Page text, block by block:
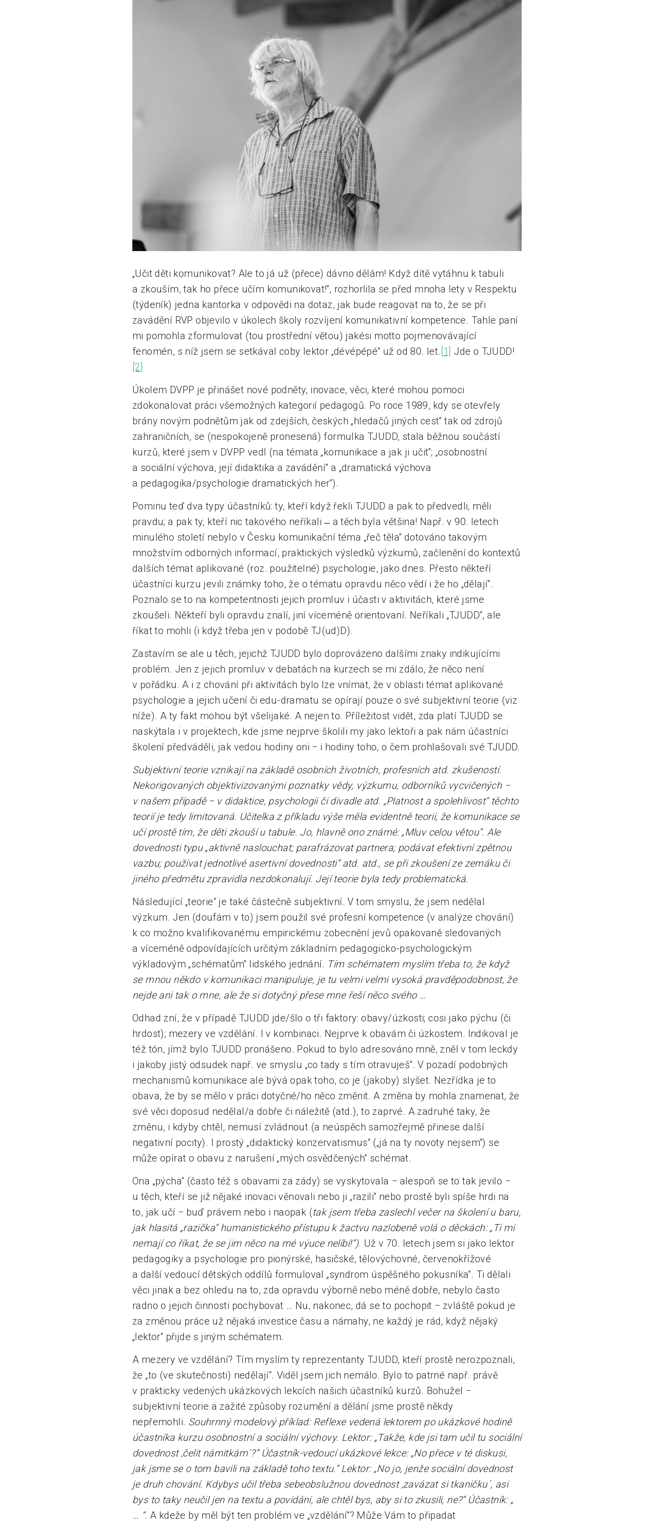
„Učit děti komunikovat? Ale to já už (přece) dávno dělám! Když dítě vytáhnu k tabuli
a zkouším, tak ho přece učím komunikovat!“, rozhorlila se před mnoha lety v Respektu
(týdeník) jedna kantorka v odpovědi na dotaz, jak bude reagovat na to, že se při
zavádění RVP objevilo v úkolech školy rozvíjení komunikativní kompetence. Tahle paní
mi pomohla zformulovat (tou prostřední větou) jakési motto pojmenovávající
fenomén, s níž jsem se setkával coby lektor „dévépépé“ už od 80. let. [1] Jde o TJUDD!
[2]
Úkolem DVPP je přinášet nové podněty, inovace, věci, které mohou pomoci
zdokonalovat práci všemožných kategorií pedagogů. Po roce 1989, kdy se otevřely
brány novým podnětům jak od zdejších, českých „hledačů jiných cest“ tak od zdrojů
zahraničních, se (nespokojeně pronesená) formulka TJUDD, stala běžnou součástí
kurzů, které jsem v DVPP vedl (na témata „komunikace a jak ji učit“; „osobnostní
a sociální výchova, její didaktika a zavádění“ a „dramatická výchova
a pedagogika/psychologie dramatických her“).
Pominu teď dva typy účastníků: ty, kteří když řekli TJUDD a pak to předvedli, měli
pravdu; a pak ty, kteří nic takového neříkali ̶ a těch byla většina! Např. v 90. letech
minulého století nebylo v Česku komunikační téma „řeč těla“ dotováno takovým
množstvím odborných informací, praktických výsledků výzkumů, začlenění do kontextů
dalších témat aplikované (roz. použitelné) psychologie, jako dnes. Přesto někteří
účastníci kurzu jevili známky toho, že o tématu opravdu něco vědí i že ho „dělají“.
Poznalo se to na kompetentnosti jejich promluv i účasti v aktivitách, které jsme
zkoušeli. Někteří byli opravdu znalí, jiní víceméně orientovaní. Neříkali „TJUDD“, ale
říkat to mohli (i když třeba jen v podobě TJ(ud)D).
Zastavím se ale u těch, jejichž TJUDD bylo doprovázeno dalšími znaky indikujícími
problém. Jen z jejich promluv v debatách na kurzech se mi zdálo, že něco není
v pořádku. A i z chování při aktivitách bylo lze vnímat, že v oblasti témat aplikované
psychologie a jejich učení či edu-dramatu se opírají pouze o své subjektivní teorie (viz
níže). A ty fakt mohou být všelijaké. A nejen to. Příležitost vidět, zda platí TJUDD se
naskýtala i v projektech, kde jsme nejprve školili my jako lektoři a pak nám účastníci
školení předváděli, jak vedou hodiny oni − i hodiny toho, o čem prohlašovali své TJUDD.
Subjektivní teorie vznikají na základě osobních životních, profesních atd. zkušeností.
Nekorigovaných objektivizovanými poznatky vědy, výzkumu, odborníků vycvičených −
v našem případě − v didaktice, psychologii či divadle atd. „Platnost a spolehlivost“ těchto
teorií je tedy limitovaná. Učitelka z příkladu výše měla evidentně teorii, že komunikace se
učí prostě tím, že děti zkouší u tabule. Jo, hlavně ono známé: „Mluv celou větou“. Ale
dovednosti typu „aktivně naslouchat; parafrázovat partnera; podávat efektivní zpětnou
vazbu; používat jednotlivé asertivní dovednosti“ atd. atd., se při zkoušení ze zemáku či
jiného předmětu zpravidla nezdokonalují. Její teorie byla tedy problematická.
Následující „teorie“ je také částečně subjektivní. V tom smyslu, že jsem nedělal
výzkum. Jen (doufám v to) jsem použil své profesní kompetence (v analýze chování)
k co možno kvalifikovanému empirickému zobecnění jevů opakovaně sledovaných
a víceméně odpovídajících určitým základním pedagogicko-psychologickým
výkladovým „schématům“ lidského jednání. Tím schématem myslím třeba to, že když
se mnou někdo v komunikaci manipuluje, je tu velmi velmi vysoká pravděpodobnost, že
nejde ani tak o mne, ale že si dotyčný přese mne řeší něco svého …
Odhad zní, že v případě TJUDD jde/šlo o tři faktory: obavy/úzkosti; cosi jako pýchu (či
hrdost); mezery ve vzdělání. I v kombinaci. Nejprve k obavám či úzkostem. Indikoval je
též tón, jímž bylo TJUDD pronášeno. Pokud to bylo adresováno mně, zněl v tom leckdy
i jakoby jistý odsudek např. ve smyslu „co tady s tím otravuješ“. V pozadí podobných
mechanismů komunikace ale bývá opak toho, co je (jakoby) slyšet. Nezřídka je to
obava, že by se mělo v práci dotyčné/ho něco změnit. A změna by mohla znamenat, že
své věci doposud nedělal/a dobře či náležitě (atd.), to zaprvé. A zadruhé taky, že
změnu, i kdyby chtěl, nemusí zvládnout (a neúspěch samozřejmě přinese další
negativní pocity). I prostý „didaktický konzervatismus“ („já na ty novoty nejsem“) se
může opírat o obavu z narušení „mých osvědčených“ schémat.
Ona „pýcha“ (často též s obavami za zády) se vyskytovala − alespoň se to tak jevilo −
u těch, kteří se již nějaké inovaci věnovali nebo ji „razili“ nebo prostě byli spíše hrdi na
to, jak učí − buď právem nebo i naopak (tak jsem třeba zaslechl večer na školení u baru,
jak hlasitá „razička“ humanistického přístupu k žactvu nazlobeně volá o děckách: „Ti mi
nemají co říkat, že se jim něco na mé výuce nelíbí!“). Už v 70. letech jsem si jako lektor
pedagogiky a psychologie pro pionýrské, hasičské, tělovýchovné, červenokřížové
a další vedoucí dětských oddílů formuloval „syndrom úspěšného pokusníka“. Ti dělali
věci jinak a bez ohledu na to, zda opravdu výborně nebo méně dobře, nebylo často
radno o jejich činnosti pochybovat … Nu, nakonec, dá se to pochopit − zvláště pokud je
za změnou práce už nějaká investice času a námahy, ne každý je rád, když nějaký
„lektor“ přijde s jiným schématem.
A mezery ve vzdělání? Tím myslím ty reprezentanty TJUDD, kteří prostě nerozpoznali,
že „to (ve skutečnosti) nedělají“. Viděl jsem jich nemálo. Bylo to patrné např. právě
v prakticky vedených ukázkových lekcích našich účastníků kurzů. Bohužel −
subjektivní teorie a zažité způsoby rozumění a dělání jsme prostě někdy
nepřemohli. Souhrnný modelový příklad: Reflexe vedená lektorem po ukázkové hodině
účastníka kurzu osobnostní a sociální výchovy. Lektor: „Takže, kde jsi tam učil tu sociální
dovednost ‚čelit námitkám´?“ Účastník-vedoucí ukázkové lekce: „No přece v té diskusi,
jak jsme se o tom bavili na základě toho textu.“ Lektor: „No jo, jenže sociální dovednost
je druh chování. Kdybys učil třeba sebeobslužnou dovednost ‚zavázat si tkaničku´, asi
bys to taky neučil jen na textu a povídání, ale chtěl bys, aby si to zkusili, ne?“ Účastník: „
… “. A kdeže by měl být ten problém ve „vzdělání“? Může Vám to připadat